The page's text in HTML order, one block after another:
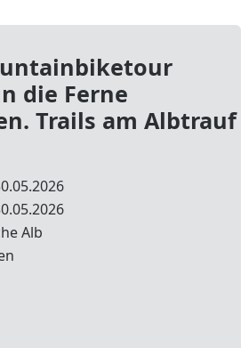
die Ferne
Trails am Albtrauf
Alb